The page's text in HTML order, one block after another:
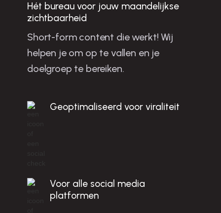
Jo
u
w
b
u
sin
e
ss
la
te
n
g
ro
e
ie
n
m
e
t sh
o
rt-fo
rm
c
o
n
te
n
t in
in
d
h
o
v
e
n
Hét bureau voor jouw maandelijkse
zichtbaarheid
Short-form content die werkt! Wij
helpen je om op te vallen en je
doelgroep te bereiken.
Geoptimaliseerd voor viraliteit
Voor alle social media
platformen